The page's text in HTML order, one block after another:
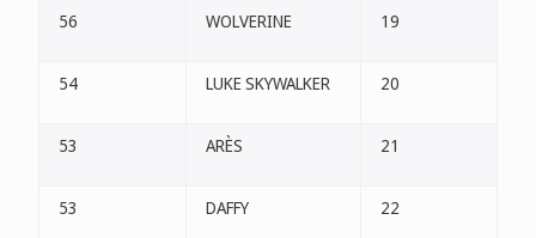
56 WOLVERINE 19
54 LUKE SKYWALKER 20
53 ARÈS 21
53 DAFFY 22